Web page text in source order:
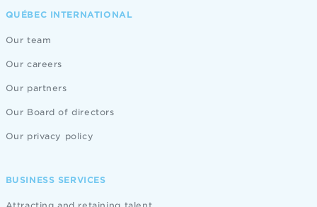
QUÉBEC INTERNATIONAL
Our team
Our careers
Our partners
Our Board of directors
Our privacy policy
BUSINESS SERVICES